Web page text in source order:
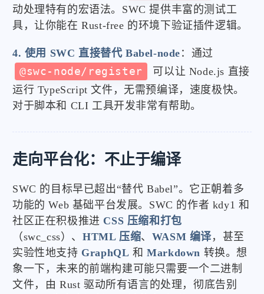
动处理特有的宏语法。SWC 提供丰富的测试工
具，让你能在 Rust-free 的环境下验证插件逻辑。
4. 使用 SWC 直接替代 Babel-node ：通过
@swc-node/register
可以让 Node.js 直接
运行 TypeScript 文件，无需预编译，速度极快。
对于脚本和 CLI 工具开发非常有帮助。
走向平台化：不止于编译
SWC 的目标早已超出“替代 Babel”。它正朝着多
功能的 Web 基础平台发展。SWC 的作者 kdy1 和
社区正在积极推进 CSS 压缩和打包
（swc_css）、 HTML 压缩、 WASM 编译，甚至
实验性地支持 GraphQL 和Markdown 转换。想
象一下，未来的前端构建可能只需要一个二进制
文件，由 Rust 驱动所有语言的处理，彻底告别